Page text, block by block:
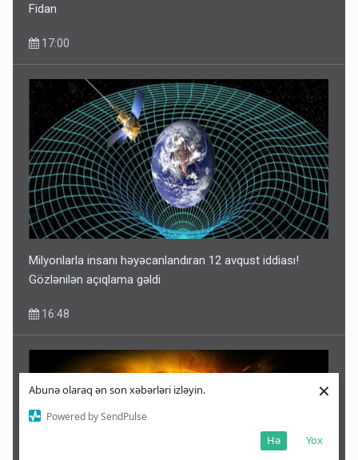
Abunə olaraq ən son xəbərləri izləyin.
Powered by SendPulse
Yox
Hə
×
Fidan
17:00
Milyonlarla insanı həyəcanlandıran 12 avqust iddiası!
Gözlənilən açıqlama gəldi
16:48